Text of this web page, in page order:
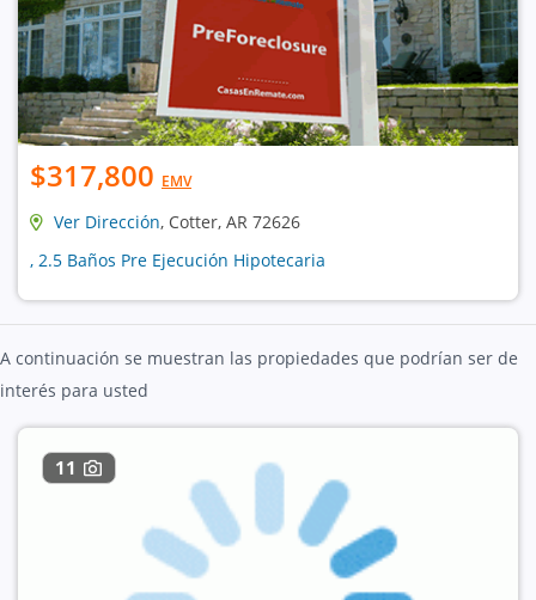
$317,800 EMV
Ver Dirección, Cotter, AR 72626
, 2.5 Baños Pre Ejecución Hipotecaria
A continuación se muestran las propiedades que podrían ser de
interés para usted
11